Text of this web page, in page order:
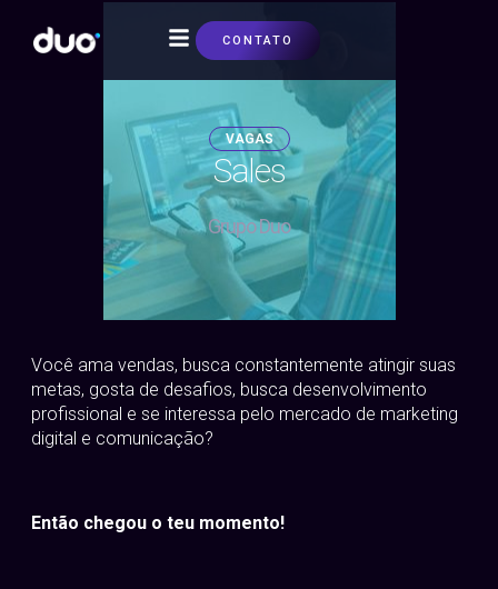
CONTATO
VAGAS
Sales
Grupo Duo
Você ama vendas, busca constantemente atingir suas
metas, gosta de desafios, busca desenvolvimento
profissional e se interessa pelo mercado de marketing
digital e comunicação?
Então chegou o teu momento!